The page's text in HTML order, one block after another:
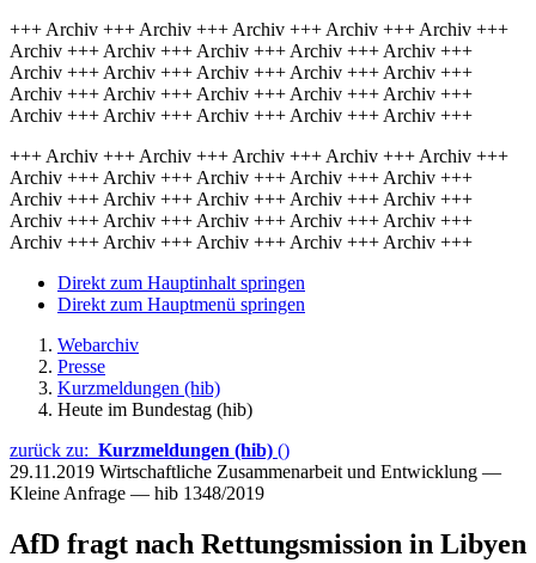
+++ Archiv +++ Archiv +++ Archiv +++ Archiv +++ Archiv +++
Archiv +++ Archiv +++ Archiv +++ Archiv +++ Archiv +++
Archiv +++ Archiv +++ Archiv +++ Archiv +++ Archiv +++
Archiv +++ Archiv +++ Archiv +++ Archiv +++ Archiv +++
Archiv +++ Archiv +++ Archiv +++ Archiv +++ Archiv +++
+++ Archiv +++ Archiv +++ Archiv +++ Archiv +++ Archiv +++
Archiv +++ Archiv +++ Archiv +++ Archiv +++ Archiv +++
Archiv +++ Archiv +++ Archiv +++ Archiv +++ Archiv +++
Archiv +++ Archiv +++ Archiv +++ Archiv +++ Archiv +++
Archiv +++ Archiv +++ Archiv +++ Archiv +++ Archiv +++
Direkt zum Hauptinhalt springen
Direkt zum Hauptmenü springen
Webarchiv
Presse
Kurzmeldungen (hib)
Heute im Bundestag (hib)
zurück zu: Kurzmeldungen (hib) ()
29.11.2019 Wirtschaftliche Zusammenarbeit und Entwicklung —
Kleine Anfrage — hib 1348/2019
AfD fragt nach Rettungsmission in Libyen